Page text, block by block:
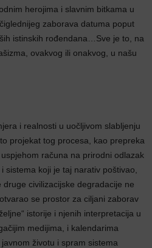
herojima i slavnim bitkama u
zaborava datuma poput
istinskih rođendana…Sve je to, na
ovakvog ili onakvog, u našu
i realnosti u uočljivom slabljenju
projekat tog procesa, kao prepreka
računa na prirodni odlazak
sistema koji je taj narativ poštivao,
civilizacijske degradacije ne
se prostor za ciljani zaborav
istorije i njenih interpretacija u
medijima, i kalendarima
životu i spram sistema